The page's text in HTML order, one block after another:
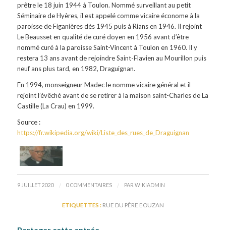
prêtre le 18 juin 1944 à Toulon. Nommé surveillant au petit
Séminaire de Hyères, il est appelé comme vicaire économe à la
paroisse de Figanières dès 1945 puis à Rians en 1946. Il rejoint
Le Beausset en qualité de curé doyen en 1956 avant d’être
nommé curé à la paroisse Saint-Vincent à Toulon en 1960. Il y
restera 13 ans avant de rejoindre Saint-Flavien au Mourillon puis
neuf ans plus tard, en 1982, Draguignan.
En 1994, monseigneur Madec le nomme vicaire général et il
rejoint l’évêché avant de se retirer à la maison saint-Charles de La
Castille (La Crau) en 1999.
Source :
https://fr.wikipedia.org/wiki/Liste_des_rues_de_Draguignan
9 JUILLET 2020 / 0 COMMENTAIRES / PAR WIKIADMIN
ETIQUETTES : RUE DU PÈRE EOUZAN